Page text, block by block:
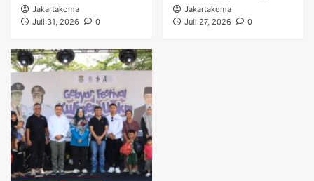
Jakartakoma
Juli 31, 2026
0
Jakartakoma
Juli 27, 2026
0